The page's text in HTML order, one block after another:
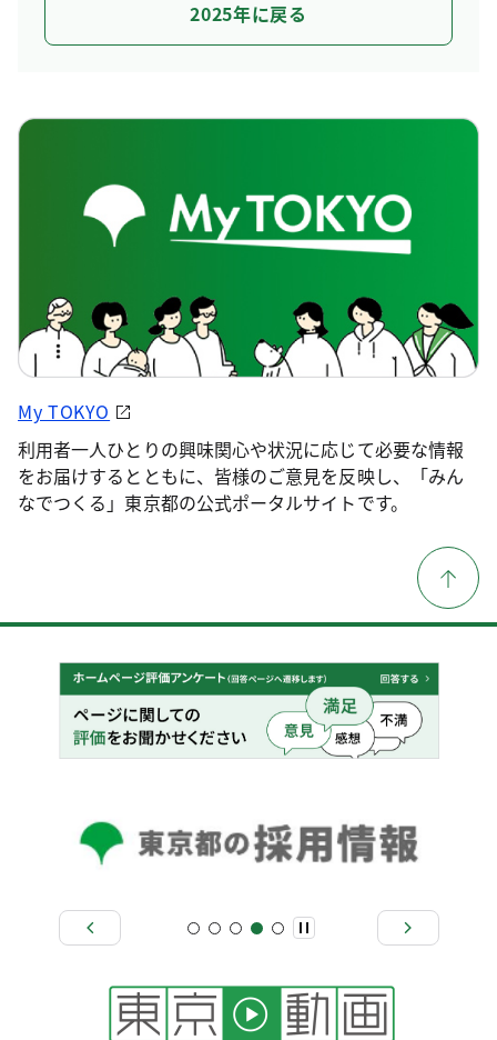
2025年に戻る
My TOKYO
利用者一人ひとりの興味関心や状況に応じて必要な情報
をお届けするとともに、皆様のご意見を反映し、「みん
なでつくる」東京都の公式ポータルサイトです。